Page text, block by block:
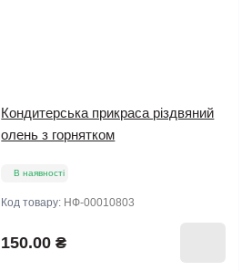
Кондитерська прикраса різдвяний
олень з горнятком
В наявності
Код товару: НФ-00010803
150.00 ₴